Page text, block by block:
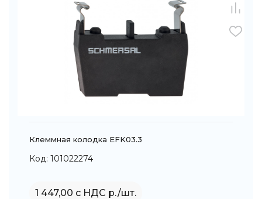
Клеммная колодка EFK03.3
Код: 101022274
1 447,00 с НДС р./шт.